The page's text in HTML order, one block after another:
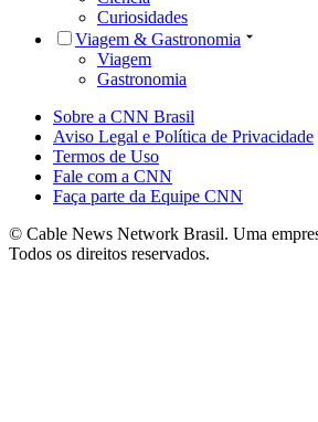
Curiosidades
Viagem & Gastronomia
Viagem
Gastronomia
Sobre a CNN Brasil
Aviso Legal e Política de Privacidade
Termos de Uso
Fale com a CNN
Faça parte da Equipe CNN
© Cable News Network Brasil. Uma
Todos os direitos reservados.